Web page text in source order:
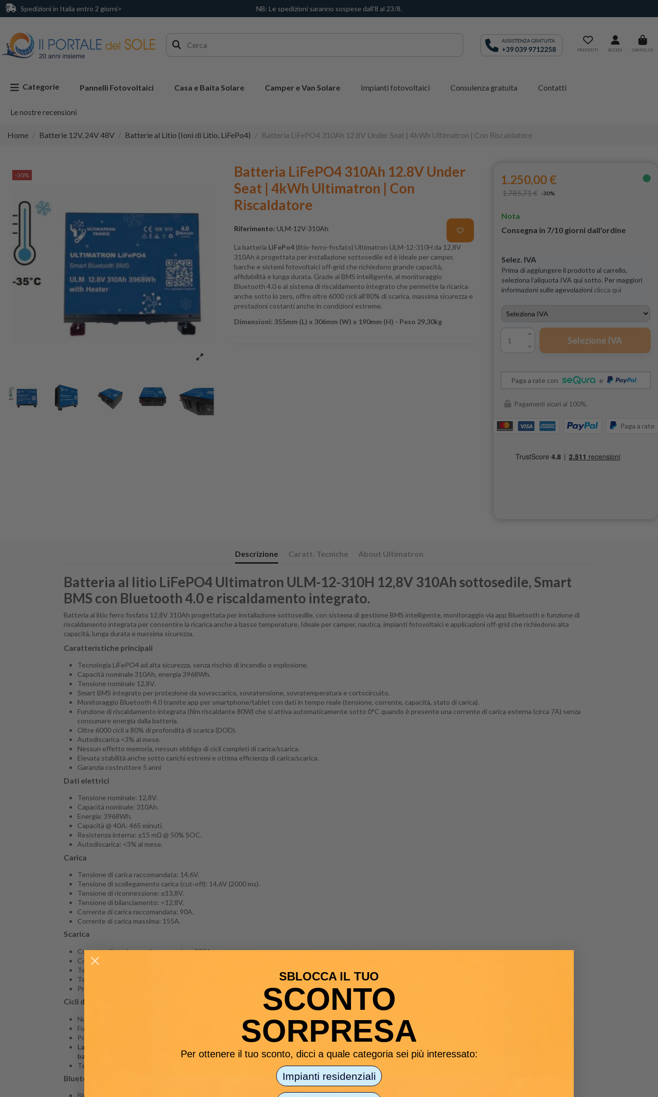
Spedizioni in Italia entro 2 giorni> NB: Le spedizioni saranno sospese dall'8 al 23/8.
PREFERITI ACCEDI CARRELLO
Categorie Pannelli Fotovoltaici Casa e Baita Solare Camper e Van Solare Impianti fotovoltaici Consulenza gratuita Contatti
Le nostre recensioni
Home Batterie 12V, 24V 48V Batterie al Litio (Ioni di Litio, LiFePo4) Batteria LiFePO4 310Ah 12.8V Under Seat | 4kWh Ultimatron | Con Riscaldatore
-30%
Batteria LiFePO4 310Ah 12.8V Under
Seat | 4kWh Ultimatron | Con
Riscaldatore
Riferimento: ULM-12V-310Ah
La batteria LiFePo4 (litio-ferro-fosfato) Ultimatron ULM-12-310H da 12,8V
310Ah è progettata per installazione sottosedile ed è ideale per camper,
barche e sistemi fotovoltaici off‑grid che richiedono grande capacità,
affidabilità e lunga durata. Grazie al BMS intelligente, al monitoraggio
Bluetooth 4.0 e al sistema di riscaldamento integrato che permette la ricarica
anche sotto lo zero, offre oltre 6000 cicli all’80% di scarica, massima sicurezza e
prestazioni costanti anche in condizioni estreme.
Dimensioni: 355mm (L) x 306mm (W) x 190mm (H) - Peso 29,30kg
1.250,00 €
1.785,71 € -30%
Nota
Consegna in 7/10 giorni dall'ordine
Selez. IVA
Prima di aggiungere il prodotto al carrello,
seleziona l’aliquota IVA qui sotto. Per maggiori
informazioni sulle agevolazioni clicca qui
Selezione IVA
Paga a rate con e
Pagamenti sicuri al 100%.
Paga a rate
Descrizione Caratt. Tecniche About Ultimatron
Batteria al litio LiFePO4 Ultimatron ULM-12-310H 12,8V 310Ah sottosedile, Smart
BMS con Bluetooth 4.0 e riscaldamento integrato.
Batteria al litio ferro fosfato 12,8V 310Ah progettata per installazione sottosedile, con sistema di gestione BMS intelligente, monitoraggio via app Bluetooth e funzione di
riscaldamento integrata per consentire la ricarica anche a basse temperature. Ideale per camper, nautica, impianti fotovoltaici e applicazioni off‑grid che richiedono alta
capacità, lunga durata e massima sicurezza.
Caratteristiche principali
Tecnologia LiFePO4 ad alta sicurezza, senza rischio di incendio o esplosione.
Capacità nominale 310Ah, energia 3968Wh.
Tensione nominale 12,8V.
Smart BMS integrato per protezione da sovraccarico, sovratensione, sovratemperatura e cortocircuito.
Monitoraggio Bluetooth 4.0 tramite app per smartphone/tablet con dati in tempo reale (tensione, corrente, capacità, stato di carica).
Funzione di riscaldamento integrata (film riscaldante 80W) che si attiva automaticamente sotto 0°C quando è presente una corrente di carica esterna (circa 7A) senza
consumare energia dalla batteria.
Oltre 6000 cicli a 80% di profondità di scarica (DOD).
Autodiscarica <3% al mese.
Nessun effetto memoria, nessun obbligo di cicli completi di carica/scarica.
Elevata stabilità anche sotto carichi estremi e ottima efficienza di carica/scarica.
Garanzia costruttore 5 anni
Dati elettrici
Tensione nominale: 12,8V.
Capacità nominale: 310Ah.
Energia: 3968Wh.
Capacità @ 40A: 465 minuti.
Resistenza interna: ≤15 mΩ @ 50% SOC.
Autodiscarica: <3% al mese.
Carica
Tensione di carica raccomandata: 14,6V.
Tensione di scollegamento carica (cut‑off): 14,6V (2000 ms).
Tensione di riconnessione: ≤13,8V.
Tensione di bilanciamento: >12,8V.
Corrente di carica raccomandata: 90A.
Corrente di carica massima: 155A.
Scarica
Corrente di scarica continua massima: 200A.
Corrente di picco scarica (discharge peak cut‑off): 640A per 200–500 ms.
Tensione di cut‑off scarica: 10V (2000 ms).
Tensione di riconnessione: >11,2V.
Protezione cortocircuito: 1280A ±100A per 200–800 μs.
Cicli di vita
Numero di cicli: >6000 cicli al 80% DOD.
Funzione di riscaldamento
Potenza film riscaldante: 80W.
La funzione di riscaldamento parte automaticamente sotto 0°C quando è applicata una corrente di carica esterna (circa 7A) e non utilizza l’energia della
batteria.
Temperatura di funzionamento del riscaldamento: da -35°C a 5°C (indicato: -35 ~ 5°C per carica/riscaldo, -20 ~ 75°C scarica, vedi sezione temperature).
Bluetooth e monitoraggio
SBLOCCA IL TUO
SCONTO
SORPRESA
Per ottenere il tuo sconto, dicci a quale categoria sei più interessato:
Impianti residenziali